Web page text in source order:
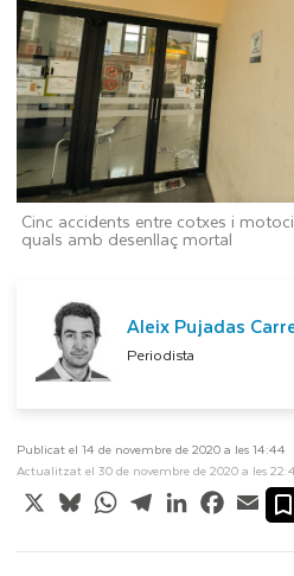
Cinc accidents entre cotxes i
quals amb desenllaç mortal
Aleix Pujadas
Periodista
Publicat el 14 de novembre de 2020 a les 14:44
Actualitzat el 30 de novembre de 2020 a les
X BlueskyWhatsApp
TelegramLinkedIn